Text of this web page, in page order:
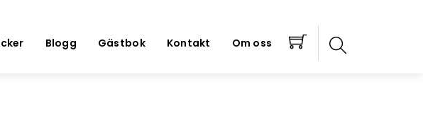
Blogg Gästbok Kontakt Om oss